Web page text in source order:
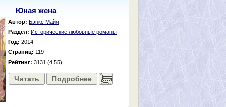
Юная жена
Автор: Бэнкс Майя
Раздел: Исторические любовные романы
Год: 2014
Страниц: 119
Рейтинг: 3131 (4.55)
Читать Подробнее ......